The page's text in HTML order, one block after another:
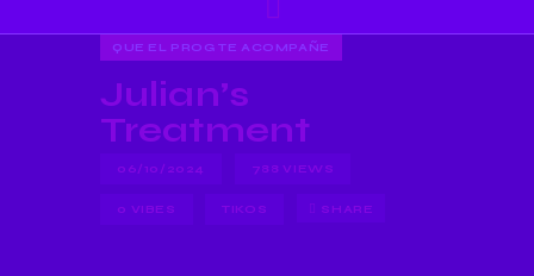
QUE EL PROG TE ACOMPAÑE
Julian’s
Treatment
06/10/2024 788 VIEWS
0 VIBES TIKOS SHARE